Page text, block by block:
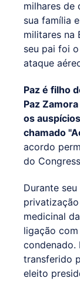
milhares de
sua família
militares na
seu pai foi
ataque
Paz é filho
Paz
os
chamado
acordo
do
Durante
medicinal
ligação
transferido
eleito